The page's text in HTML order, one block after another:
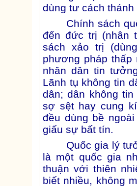
dùng tư cách
Chính sách
đến đức trị (nhân
sách xảo trị
phương pháp
nhân dân tin
Lãnh tụ không tin
dân; dân không
sợ sệt hay cung
đều dùng bề
giấu sự bất tín.
Quốc gia lý
là một quốc gia
thuận với thiên
biết nhiều, không